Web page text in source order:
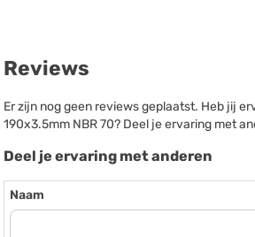
Reviews
Er zijn nog geen reviews geplaatst. Heb jij
190x3.5mm NBR 70? Deel je ervaring met
Deel je ervaring met anderen
Naam